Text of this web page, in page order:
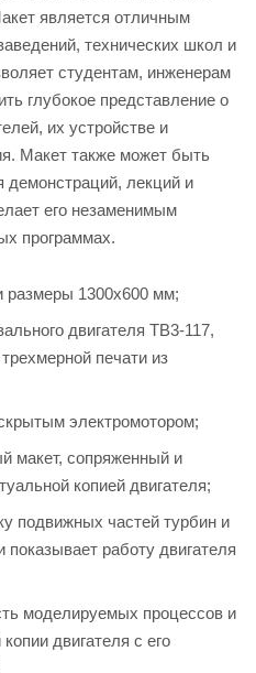
является отличным
технических школ и
студентам, инженерам
глубокое представление о
их устройстве и
Макет также может быть
демонстраций, лекций и
его незаменимым
программах.
размеры 1300х600 мм;
двигателя ТВ3-117,
печати из
электромотором;
макет, сопряженный и
копией двигателя;
подвижных частей турбин и
показывает работу двигателя
моделируемых процессов и
двигателя с его